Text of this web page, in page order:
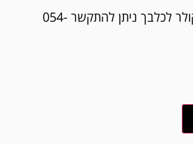
**לייעוץ להתאמת הקולר לכלבך ניתן להתקשר 054-